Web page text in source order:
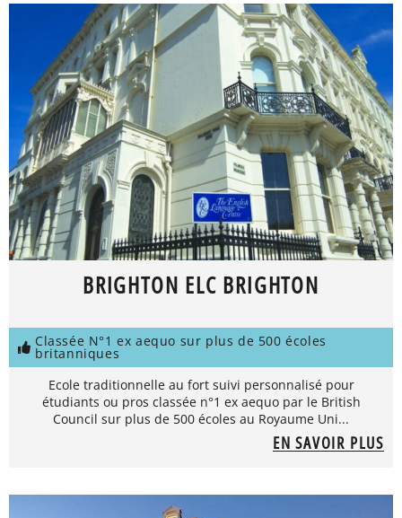
BRIGHTON ELC BRIGHTON
Classée N°1 ex aequo sur plus de 500 écoles
britanniques
Ecole traditionnelle au fort suivi personnalisé pour
étudiants ou pros classée n°1 ex aequo par le British
Council sur plus de 500 écoles au Royaume Uni...
EN SAVOIR PLUS